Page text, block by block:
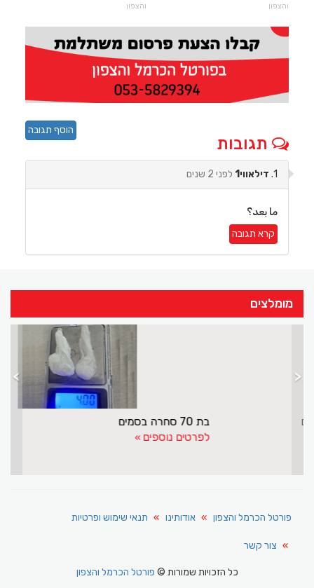
והצפון
והצפון
תגובות
הוסף תגובה
דילאווי1 לפני 2 שנים
ما بعد؟
קרא תגובה
מומלצים
ההזנחה ברחובות הערים עילוט נצרת ושפרעם
> <
פורטל הכרמל והצפון אודותינו תנאי שימוש ופרטיות
צור קשר
כל הזכויות שמורות ©פורטל הכרמל והצפון